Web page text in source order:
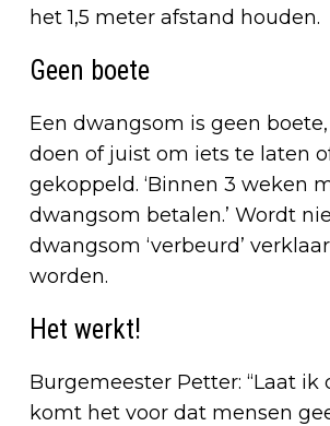
het 1,5 meter afstand houden.
Geen boete
Een dwangsom is geen
doen of juist om iets te laten
gekoppeld. ‘Binnen 3 weken
dwangsom betalen.’ Wordt
dwangsom ‘verbeurd’
worden.
Het werkt!
Burgemeester Petter: “Laat
komt het voor dat mensen